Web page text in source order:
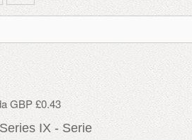
GBP £0.43
IX - Serie